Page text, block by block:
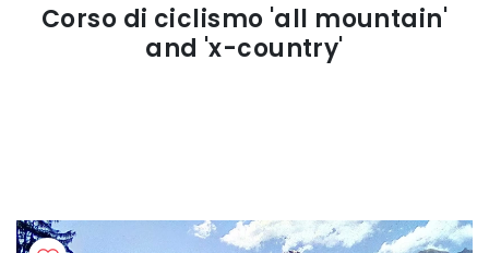
Corso di ciclismo 'all mountain'
and 'x-country'